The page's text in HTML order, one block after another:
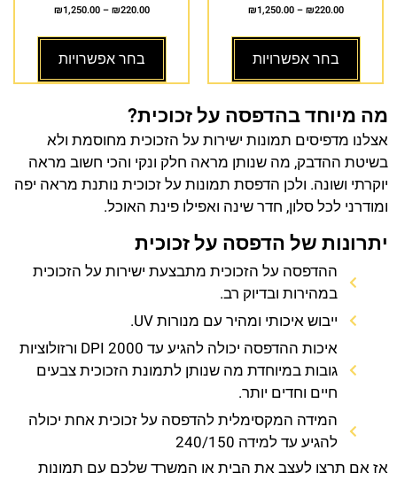
₪220.00
–
₪1,250.00
בחר אפשרויות
₪220.00
–
₪1,250.00
בחר אפשרויות
מה מיוחד בהדפסה על זכוכית?
אצלנו מדפיסים תמונות ישירות על הזכוכית מחוסמת ולא
בשיטת ההדבק, מה שנותן מראה חלק ונקי והכי חשוב מראה
יוקרתי ושונה. ולכן הדפסת תמונות על זכוכית נותנת מראה יפה
ומודרני לכל סלון, חדר שינה ואפילו פינת האוכל.
יתרונות של הדפסה על זכוכית
ההדפסה על הזכוכית מתבצעת ישירות על הזכוכית
במהירות ובדיוק רב.
ייבוש איכותי ומהיר עם מנורות UV.
איכות ההדפסה יכולה להגיע עד 2000 DPI ורזולוציות
גובות במיוחדת מה שנותן לתמונת הזכוכית צבעים
חיים וחדים יותר.
המידה המקסימלית להדפסה על זכוכית אחת יכולה
להגיע עד למידה 240/150
אז אם תרצו לעצב את הבית או המשרד שלכם עם תמונות